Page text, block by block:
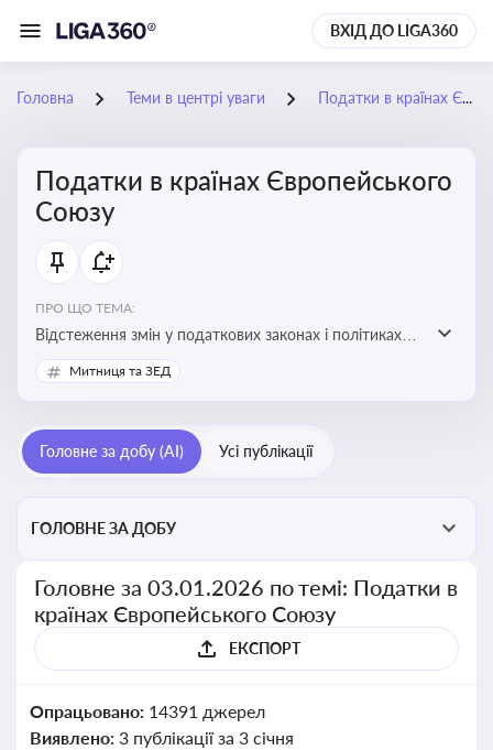
ВХІД ДО LIGA360
Головна Теми в центрі уваги Податки в країнах Європейського Союзу
Податки в країнах Європейського
Союзу
ПРО ЩО ТЕМА:
Відстеження змін у податкових законах і політиках
країн ЄС. Моніторинг кейсів, що впливають на бізнес-
процеси та фінансову звітність
Митниця та ЗЕД
Головне за добу (AI) Усі публікації
ГОЛОВНЕ ЗА ДОБУ
Головне за 03.01.2026 по темі: Податки в
країнах Європейського Союзу
ЕКСПОРТ
Опрацьовано: 14391 джерел
Виявлено: 3 публікації за 3 січня